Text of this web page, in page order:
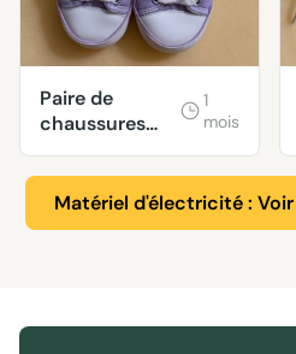
Paire de
chaussures
mauve bébé
fille
1
mois
Matériel d'électricité :